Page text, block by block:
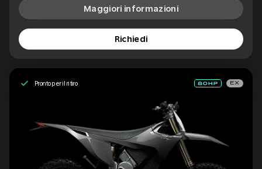
Maggiori informazioni
Richiedi
Pronto per il ritiro EX